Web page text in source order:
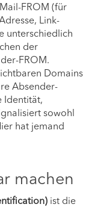
FROM (für
Link-
unterschiedlich
der
FROM.
Domains
Absender-
Identität,
sowohl
hat jemand
machen
ist die